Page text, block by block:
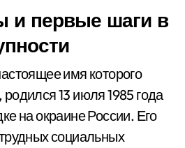
и первые шаги в
имя которого
13 июля 1985 года
на окраине России. Его
социальных